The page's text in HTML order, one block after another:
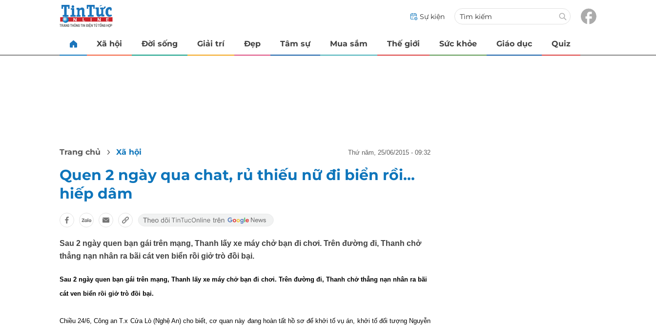
Sự kiện
Xã hội Đời sống Giải trí Đẹp Tâm sự Mua sắm Thế giới Sức khỏe Giáo dục Quiz
Trang chủ Xã hội thứ năm, 25/06/2015 - 09:32
Quen 2 ngày qua chat, rủ thiếu nữ đi biển rồi...
hiếp dâm
Sau 2 ngày quen bạn gái trên mạng, Thanh lấy xe máy chở bạn đi chơi. Trên đường đi, Thanh chở
thẳng nạn nhân ra bãi cát ven biển rồi giở trò đồi bại.
Sau 2 ngày quen bạn gái trên mạng, Thanh lấy xe máy chở bạn đi chơi. Trên đường đi, Thanh chở thẳng nạn nhân ra bãi
cát ven biển rồi giở trò đồi bại.
Chiều 24/6, Công an T.x Cửa Lò (Nghệ An) cho biết, cơ quan này đang hoàn tất hồ sơ để khởi tố vụ án, khởi tố đối tượng Nguyễn